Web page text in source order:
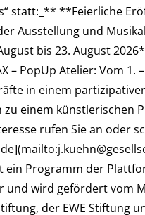
statt:_** **Feierliche
Ausstellung und
bis 23. August
– PopUp Atelier: Vom 1.
in einem
einem künstlerischen
rufen Sie an oder
ein Programm der
wird gefördert vom
der EWE Stiftung